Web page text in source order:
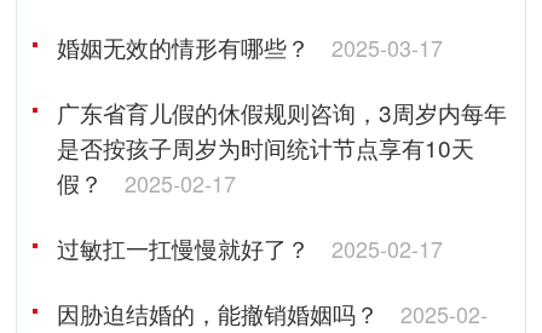
婚姻无效的情形有哪些？ 2025-03-17
广东省育儿假的休假规则咨询，3周岁内每年
是否按孩子周岁为时间统计节点享有10天
假？
2025-02-17
过敏扛一扛慢慢就好了？ 2025-02-17
因胁迫结婚的，能撤销婚姻吗？
2025-02-